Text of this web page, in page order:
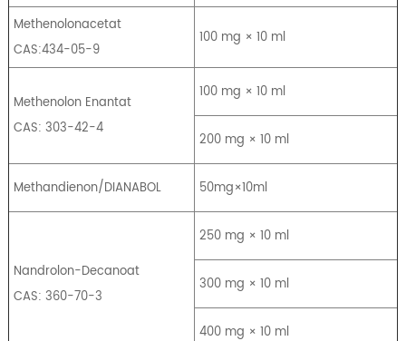
Methenolonacetat
CAS:434-05-9
100 mg × 10 ml
Methenolon Enantat
CAS: 303-42-4
100 mg × 10 ml
200 mg × 10 ml
Methandienon/DIANABOL 50mg×10ml
Nandrolon-Decanoat
CAS: 360-70-3
250 mg × 10 ml
300 mg × 10 ml
400 mg × 10 ml